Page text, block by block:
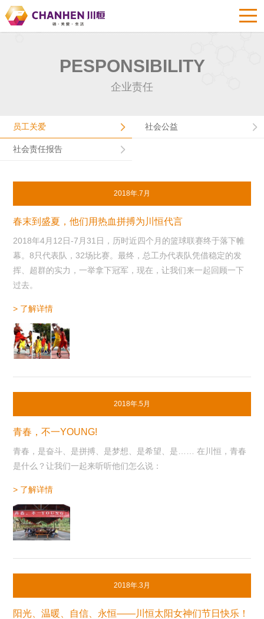
PESPONSIBILITY
企业责任
员工关爱 社会公益
社会责任报告
2018年.7月
春末到盛夏，他们用热血拼搏为川恒代言
2018年4月12日-7月31日，历时近四个月的篮球联赛终于落下帷
幕。8只代表队，32场比赛。最终，总工办代表队凭借稳定的发
挥、超群的实力，一举拿下冠军，现在，让我们来一起回顾一下
过去。
> 了解详情
2018年.5月
青春，不一YOUNG!
青春，是奋斗、是拼搏、是梦想、是希望、是…… 在川恒，青春
是什么？让我们一起来听听他们怎么说：
> 了解详情
2018年.3月
阳光、温暖、自信、永恒——川恒太阳女神们节日快乐！